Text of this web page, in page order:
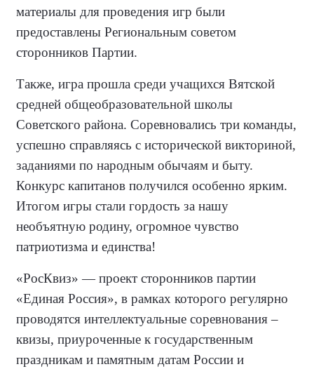
материалы для проведения игр были
предоставлены Региональным советом
сторонников Партии.
Также, игра прошла среди учащихся Вятской
средней общеобразовательной школы
Советского района. Соревновались три команды,
успешно справляясь с исторической викториной,
заданиями по народным обычаям и быту.
Конкурс капитанов получился особенно ярким.
Итогом игры стали гордость за нашу
необъятную родину, огромное чувство
патриотизма и единства!
«РосКвиз» — проект сторонников партии
«Единая Россия», в рамках которого регулярно
проводятся интеллектуальные соревнования –
квизы, приуроченные к государственным
праздникам и памятным датам России и